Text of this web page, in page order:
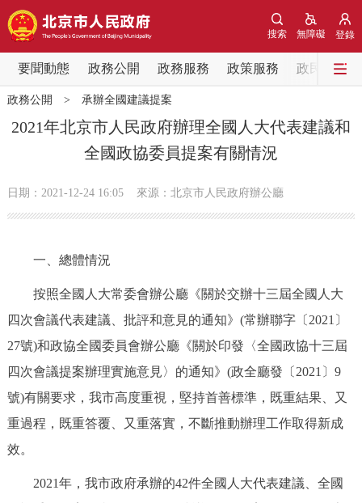
登錄
無障礙
搜索
要聞動態 政務公開 政務服務 政策服務 政民互動
要聞動態
黨中央精神 國務院資訊
北京要聞 會議資訊 部門動態
市領導 機構職能 政策服務
決策公開
政務服務
政務公開 > 承辦全國建議提案
2021年北京市人民政府辦理全國人大代表建議和
全國政協委員提案有關情況
日期：2021-12-24 16:05 來源：北京市人民政府辦公廳
一、總體情況
按照全國人大常委會辦公廳《關於交辦十三屆全國人大
四次會議代表建議、批評和意見的通知》(常辦聯字〔2021〕
27號)和政協全國委員會辦公廳《關於印發〈全國政協十三屆
四次會議提案辦理實施意見〉的通知》(政全廳發〔2021〕9
號)有關要求，我市高度重視，堅持首善標準，既重結果、又
重過程，既重答覆、又重落實，不斷推動辦理工作取得新成
效。
2021年，我市政府承辦的42件全國人大代表建議、全國